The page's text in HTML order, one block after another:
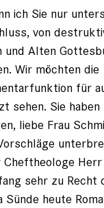
ich Sie nur
von
und Alten
Wir möchten die
für
sehen. Sie
liebe Frau
Cheftheologe
sehr zu Recht
Sünde heute